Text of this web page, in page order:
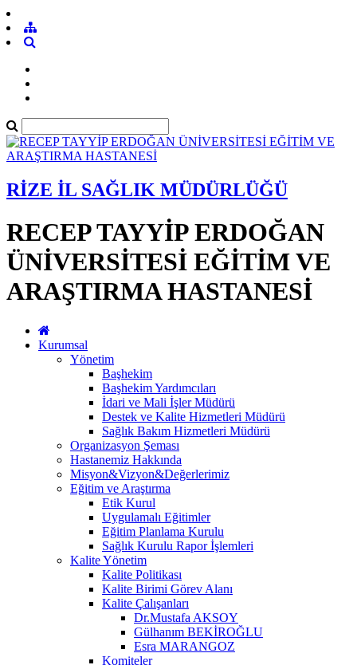
RİZE İL SAĞLIK MÜDÜRLÜĞÜ
RECEP TAYYİP ERDOĞAN
ÜNİVERSİTESİ EĞİTİM VE
ARAŞTIRMA HASTANESİ
Kurumsal
Yönetim
Başhekim
Başhekim Yardımcıları
İdari ve Mali İşler Müdürü
Destek ve Kalite Hizmetleri Müdürü
Sağlık Bakım Hizmetleri Müdürü
Organizasyon Şeması
Hastanemiz Hakkında
Misyon&Vizyon&Değerlerimiz
Eğitim ve Araştırma
Etik Kurul
Uygulamalı Eğitimler
Eğitim Planlama Kurulu
Sağlık Kurulu Rapor İşlemleri
Kalite Yönetim
Kalite Politikası
Kalite Birimi Görev Alanı
Kalite Çalışanları
Dr.Mustafa AKSOY
Gülhanım BEKİROĞLU
Esra MARANGOZ
Komiteler